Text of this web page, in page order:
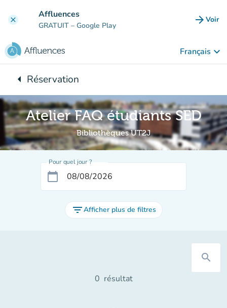
clear Affluences
GRATUIT – Google Play arrow_forward Voir
Français keyboard_arrow_down
arrow_leftRetour à :
Réservation
Atelier FAQ étudiants SED
Bibliothèques UT2J
Pour quel jour ?
calendar_today
filter_listAfficher plus de filtres
search
0 résultat